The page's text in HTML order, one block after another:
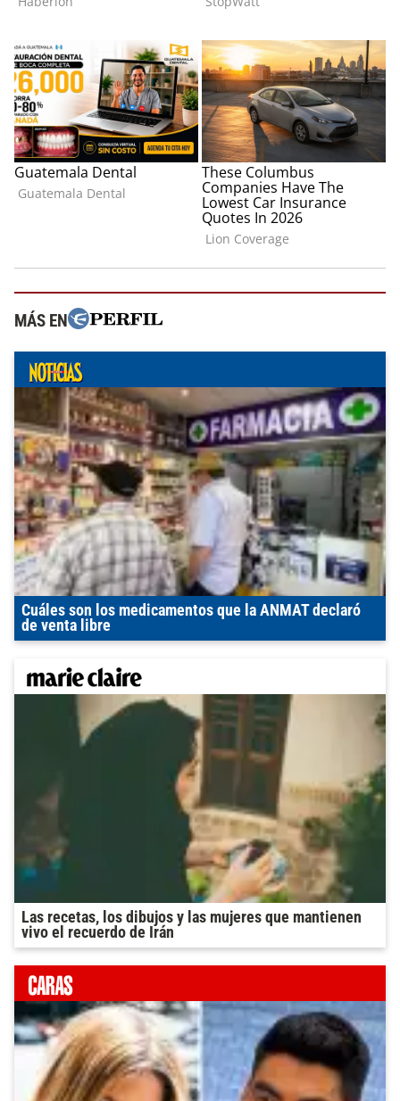
MÁS EN
Cuáles son los medicamentos que la ANMAT declaró
de venta libre
Las recetas, los dibujos y las mujeres que mantienen
vivo el recuerdo de Irán